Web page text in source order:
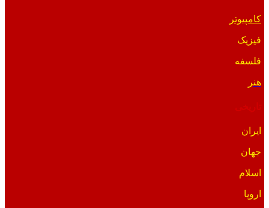
کامپیوتر
فیزیک
فلسفه
هنر
ایران
جهان
اسلام
اروپا